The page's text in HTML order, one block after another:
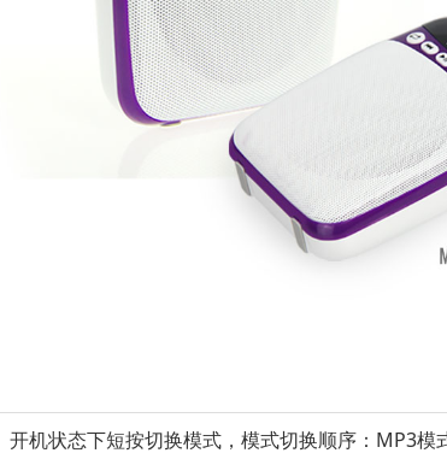
开机状态下短按切换模式，模式切换顺序：MP3